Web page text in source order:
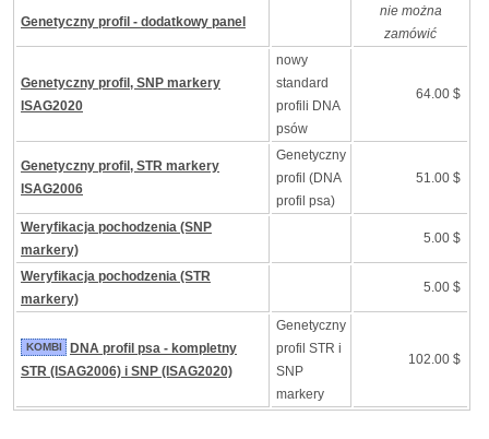
Genetyczny profil - dodatkowy panel
nie można
zamówić
Genetyczny profil, SNP markery
ISAG2020
nowy
standard
profili DNA
psów
64.00 $
Genetyczny profil, STR markery
ISAG2006
Genetyczny
profil (DNA
profil psa)
51.00 $
Weryfikacja pochodzenia (SNP
markery)
5.00 $
Weryfikacja pochodzenia (STR
markery)
5.00 $
KOMBI
DNA profil psa - kompletny
STR (ISAG2006) i SNP (ISAG2020)
Genetyczny
profil STR i
SNP
markery
102.00 $